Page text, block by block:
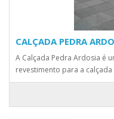
CALÇADA PEDRA
A Calçada Pedra Ardosia é
revestimento para a